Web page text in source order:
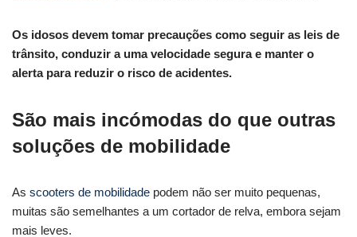
Os idosos devem tomar precauções como seguir as leis de
trânsito, conduzir a uma velocidade segura e manter o
alerta para reduzir o risco de acidentes.
São mais incómodas do que outras
soluções de mobilidade
As scooters de mobilidade podem não ser muito pequenas,
muitas são semelhantes a um cortador de relva, embora sejam
mais leves.